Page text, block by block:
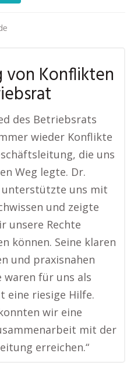
von Konflikten
des Betriebsrats
wieder Konflikte
die uns
Weg legte. Dr.
unterstützte uns mit
und zeigte
unsere Rechte
können. Seine klaren
und praxisnahen
waren für uns als
eine riesige Hilfe.
wir eine
mit der
erreichen.“